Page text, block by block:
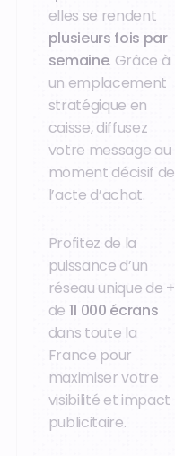
elles se rendent
plusieurs fois par
semaine. Grâce à
un emplacement
stratégique en
caisse, diffusez
votre message au
moment décisif de
l’acte d’achat.
Profitez de la
puissance d’un
réseau unique de +
de 11 000 écrans
dans toute la
France pour
maximiser votre
visibilité et impact
publicitaire.